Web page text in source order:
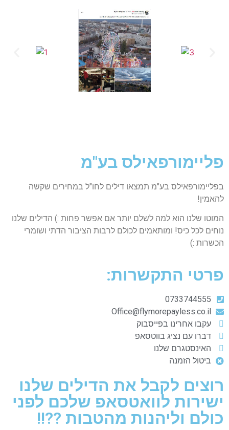
פליימורפאילס בע"מ
בפליימורפאילס בע"מ תמצאו דילים לחו"ל במחירים שקשה
להאמין!
המוטו שלנו הוא למה לשלם יותר אם אפשר פחות :) הדילים שלנו
נוחים לכל כיס! ומותאמים לכולם לרבות הציבור הדתי ושומרי
הכשרות :)
פרטי התקשרות:
0733744555
Office@flymorepayless.co.il
עקבו אחרינו בפייסבוק
דברו עם נציג בווטסאפ
האינסטגרם שלנו
ביטול הזמנה
רוצים לקבל את הדילים שלנו
ישירות לוואטסאפ שלכם לפני
כולם וליהנות מהטבות ??!!